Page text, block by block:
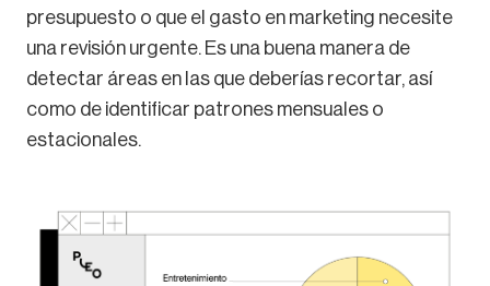
presupuesto o que el gasto en marketing necesite
una revisión urgente. Es una buena manera de
detectar áreas en las que deberías recortar, así
como de identificar patrones mensuales o
estacionales.